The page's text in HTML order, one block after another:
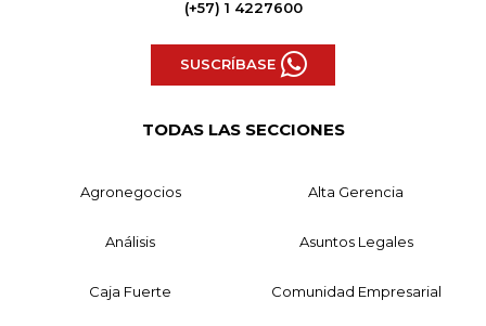
(+57) 1 4227600
SUSCRÍBASE
TODAS LAS SECCIONES
Agronegocios Alta Gerencia
Análisis Asuntos Legales
Caja Fuerte Comunidad Empresarial